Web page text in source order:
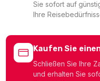
Cameroon 500MB/
Für 1 Tage
4.83 EUR
Sie sofort auf
Ihre
Kaufen Sie
Schließen Sie Ihre
und erhalten Sie